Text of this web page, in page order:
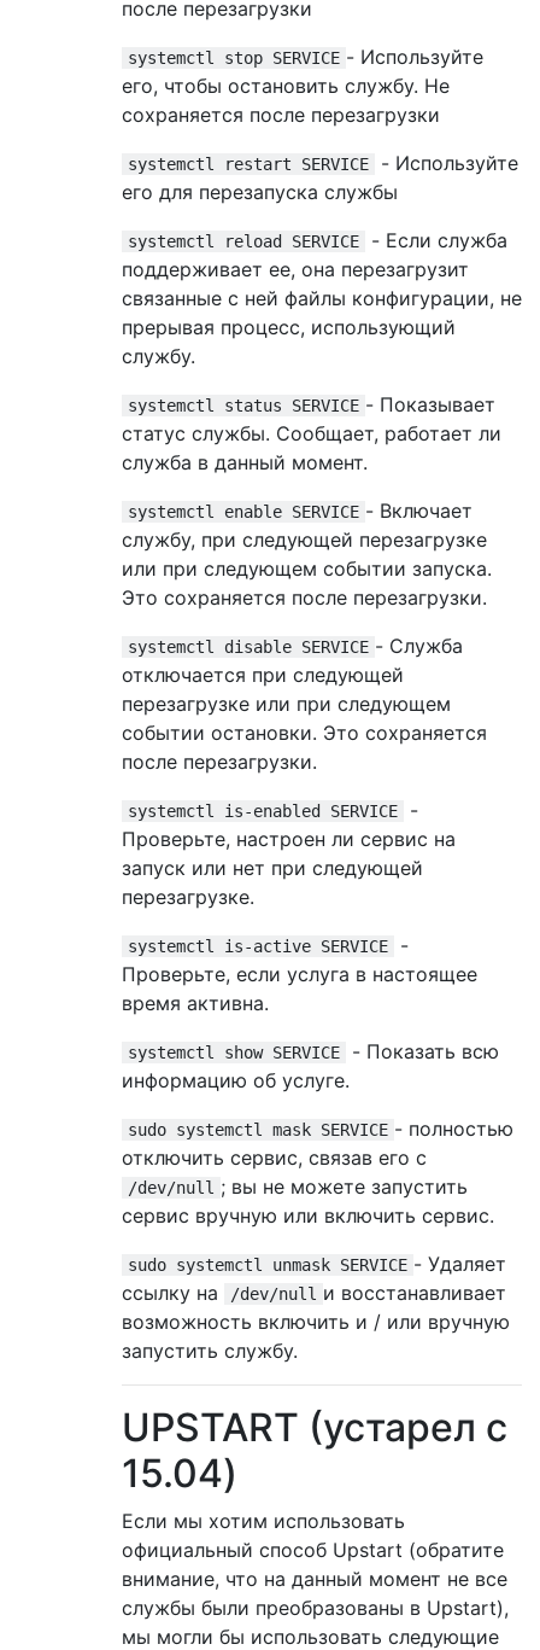
после перезагрузки
systemctl stop SERVICE - Используйте
его, чтобы остановить службу. Не
сохраняется после перезагрузки
systemctl restart SERVICE
- Используйте
его для перезапуска службы
systemctl reload SERVICE
- Если служба
поддерживает ее, она перезагрузит
связанные с ней файлы конфигурации, не
прерывая процесс, использующий
службу.
systemctl status SERVICE - Показывает
статус службы. Сообщает, работает ли
служба в данный момент.
systemctl enable SERVICE - Включает
службу, при следующей перезагрузке
или при следующем событии запуска.
Это сохраняется после перезагрузки.
systemctl disable SERVICE - Служба
отключается при следующей
перезагрузке или при следующем
событии остановки. Это сохраняется
после перезагрузки.
systemctl is-enabled SERVICE
-
Проверьте, настроен ли сервис на
запуск или нет при следующей
перезагрузке.
systemctl is-active SERVICE
-
Проверьте, если услуга в настоящее
время активна.
systemctl show SERVICE
- Показать всю
информацию об услуге.
sudo systemctl mask SERVICE - полностью
отключить сервис, связав его с
/dev/null ; вы не можете запустить
сервис вручную или включить сервис.
sudo systemctl unmask SERVICE - Удаляет
ссылку на
/dev/null и восстанавливает
возможность включить и / или вручную
запустить службу.
UPSTART (устарел с
15.04)
Если мы хотим использовать
официальный способ Upstart (обратите
внимание, что на данный момент не все
службы были преобразованы в Upstart),
мы могли бы использовать следующие